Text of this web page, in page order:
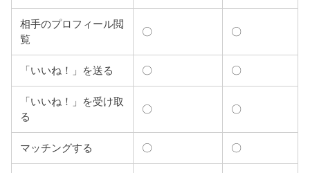
相手のプロフィール閲
覧
〇 〇
「いいね！」を送る 〇 〇
「いいね！」を受け取
る
〇 〇
マッチングする 〇 〇